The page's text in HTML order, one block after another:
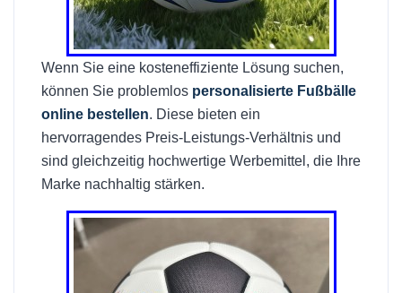
Wenn Sie eine kosteneffiziente Lösung suchen,
können Sie problemlos personalisierte Fußbälle
online bestellen. Diese bieten ein
hervorragendes Preis-Leistungs-Verhältnis und
sind gleichzeitig hochwertige Werbemittel, die Ihre
Marke nachhaltig stärken.